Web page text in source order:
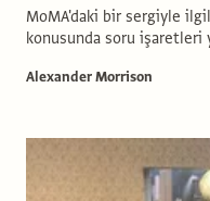
MoMA'daki bir sergiyle
konusunda soru işaretleri
Alexander Morrison